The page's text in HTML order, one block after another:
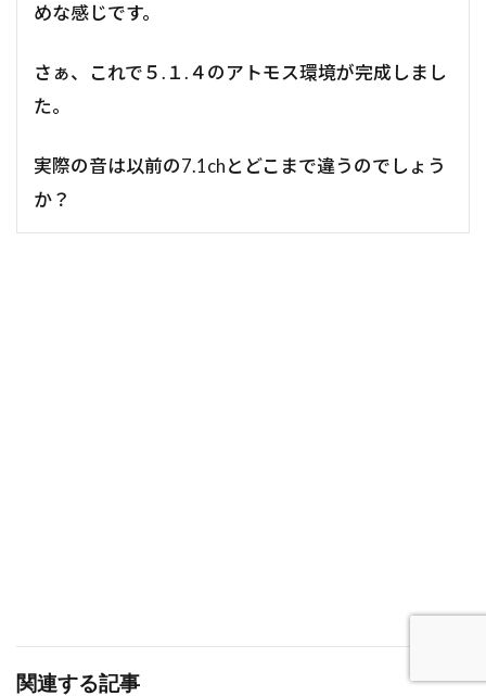
めな感じです。
さぁ、これで５.１.４のアトモス環境が完成しまし
た。
実際の音は以前の7.1chとどこまで違うのでしょう
か？
関連する記事